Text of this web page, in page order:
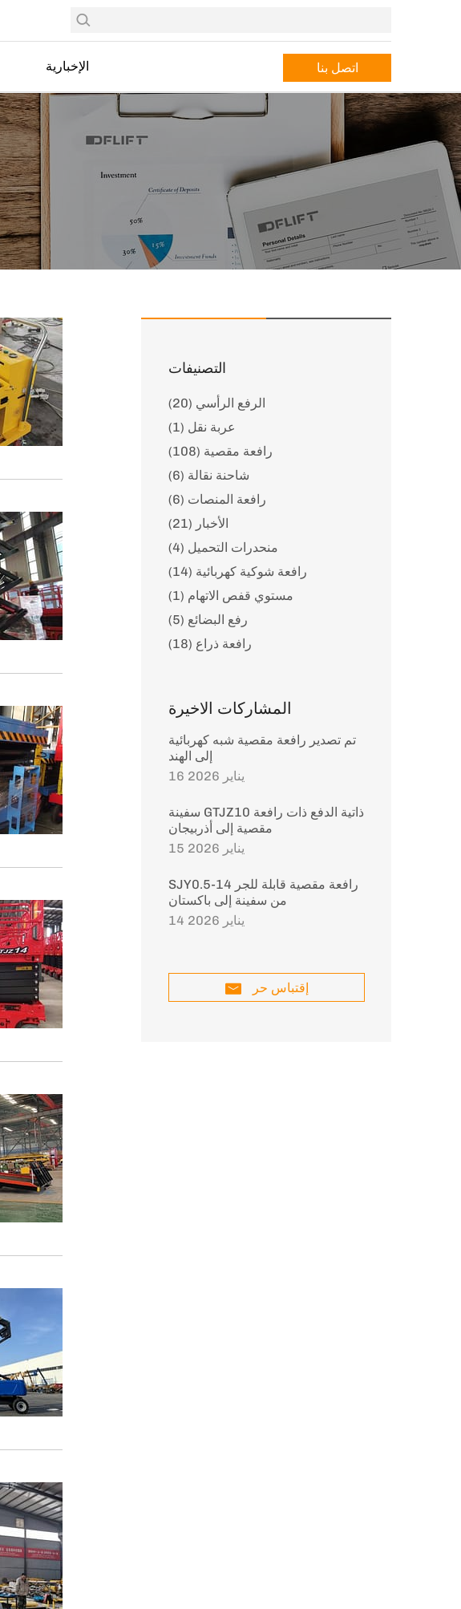
الإخبارية اتصل بنا
التصنيفات
الرفع الرأسي (20)
عربة نقل (1)
رافعة مقصية (108)
شاحنة نقالة (6)
رافعة المنصات (6)
الأخبار (21)
منحدرات التحميل (4)
رافعة شوكية كهربائية (14)
مستوي قفص الاتهام (1)
رفع البضائع (5)
رافعة ذراع (18)
المشاركات الاخيرة
تم تصدير رافعة مقصية شبه كهربائية
إلى الهند
16 يناير 2026
سفينة GTJZ10 ذاتية الدفع ذات رافعة
مقصية إلى أذربيجان
15 يناير 2026
SJY0.5-14 رافعة مقصية قابلة للجر
من سفينة إلى باكستان
14 يناير 2026
إقتباس حر